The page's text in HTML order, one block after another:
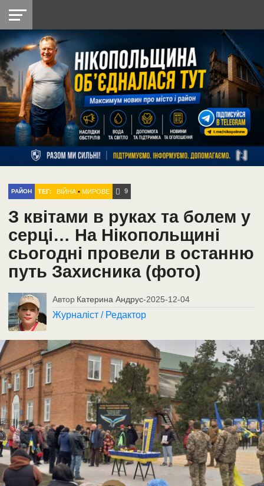
НІКОПОЛЬ
РАЙОН
СІЧЕСЛАВСЬКА
УКРАЇНА
РЕТРО
НІКОПОЛЬ
ЛАЙТ
УКРАЇНА
ДОПОМОГА
РАДІО
РАЙОН ТЕГ: ВІЙНА •МИРОВЕ 9
З квітами в руках та болем у
серці… На Нікопольщині
сьогодні провели в останню
путь Захисника (фото)
Автор Катерина Андрус-2025-12-04
Журналіст / Редактор